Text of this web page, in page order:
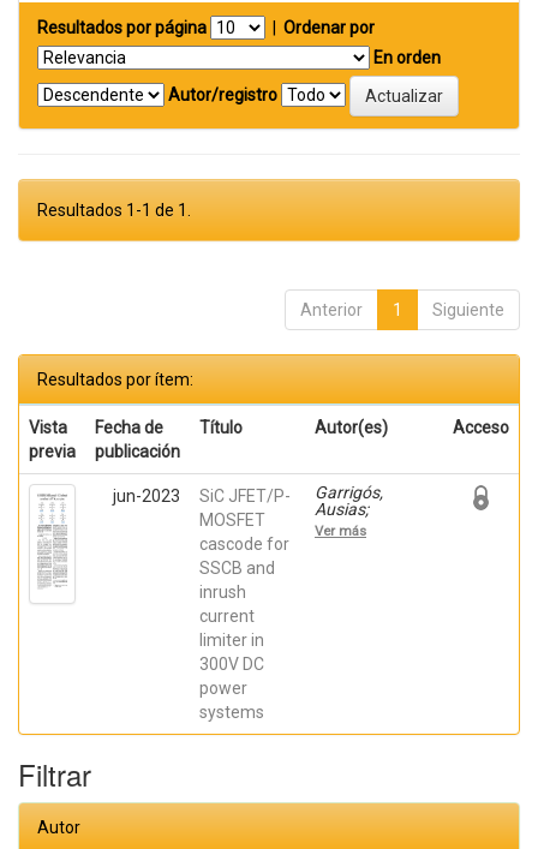
Resultados por página
Ordenar por
En orden
Autor/registro
Resultados 1-1 de 1.
Anterior 1 Siguiente
Resultados por ítem:
Vista
previa
Fecha de
publicación
Título Autor(es) Acceso
jun-2023
SiC JFET/P-
MOSFET
cascode for
SSCB and
inrush
current
limiter in
300V DC
power
systems
Garrigós,
Ausias;
Marroquí,
David; Blanes,
Ver más
Filtrar
Autor